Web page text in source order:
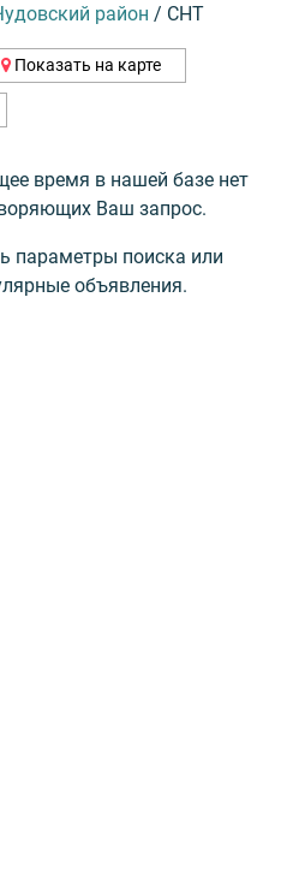
район / СНТ
Показать на карте
время в нашей базе нет
Ваш запрос.
параметры поиска или
объявления.